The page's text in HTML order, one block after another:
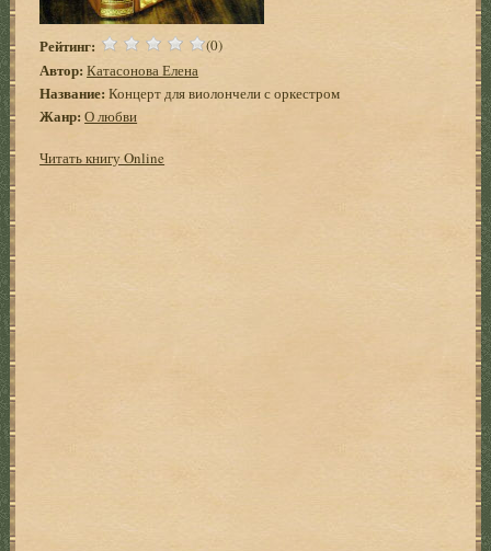
Рейтинг: (0)
Автор: Катасонова Елена
Название: Концерт для виолончели с оркестром
Жанр: О любви
Читать книгу Online